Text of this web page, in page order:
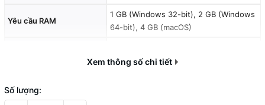
Yêu cầu RAM
1 GB (Windows 32-bit), 2 GB (Windows
64-bit), 4 GB (macOS)
1024x768
trống
Xem thông số chi tiết
Số lượng: